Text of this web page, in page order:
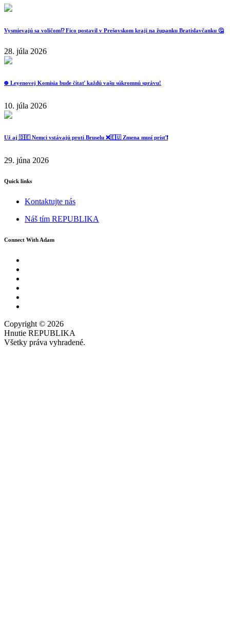
Vysmievajú sa voličom⁉️ Fico postavil v Prešovskom kraji na županku Bratislavčanku 🤔
28. júla 2026
⛔️ Leyenovej Komisia bude čítať každú vašu súkromnú správu!
10. júla 2026
Už aj 🇩🇪 Nemci vstávajú proti Bruselu ❌️🇪🇺 Zmena musí prísť❗️
29. júna 2026
Quick links
Kontaktujte nás
Náš tím REPUBLIKA
Connect With Adam
Copyright © 2026
Hnutie REPUBLIKA
Všetky práva vyhradené.